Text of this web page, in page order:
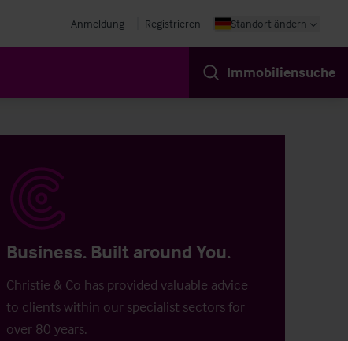
Anmeldung Registrieren Standort ändern
Immobiliensuche
Business. Built around You.
Christie & Co has provided valuable advice
to clients within our specialist sectors for
over 80 years.